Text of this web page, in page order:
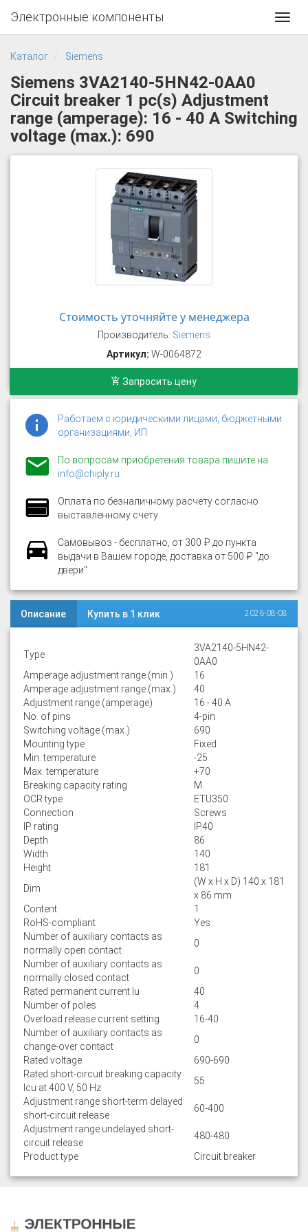
Электронные компоненты
Каталог Siemens
Siemens 3VA2140-5HN42-0AA0
Circuit breaker 1 pc(s) Adjustment
range (amperage): 16 - 40 A Switching
voltage (max.): 690
Стоимость уточняйте у менеджера
Производитель: Siemens
Артикул: W-0064872
Запросить цену
Работаем с юридическими лицами, бюджетными
организациями, ИП
По вопросам приобретения товара пишите на
info@chiply.ru
Оплата по безналичному расчету согласно
выставленному счету
Самовывоз - бесплатно, от 300 ₽ до пункта
выдачи в Вашем городе, доставка от 500 ₽ "до
двери"
Описание Купить в 1 клик 2026-08-08
Type
3VA2140-5HN42-
0AA0
Amperage adjustment range (min.)
16
Amperage adjustment range (max.)
40
Adjustment range (amperage)
16 - 40 A
No. of pins
4-pin
Switching voltage (max.)
690
Mounting type
Fixed
Min. temperature
-25
Max. temperature
+70
Breaking capacity rating
M
OCR type
ETU350
Connection
Screws
IP rating
IP40
Depth
86
Width
140
Height
181
Dim
(W x H x D) 140 x 181
x 86 mm
Content
1
RoHS-compliant
Yes
Number of auxiliary contacts as
normally open contact
0
Number of auxiliary contacts as
normally closed contact
0
Rated permanent current Iu
40
Number of poles
4
Overload release current setting
16-40
Number of auxiliary contacts as
change-over contact
0
Rated voltage
690-690
Rated short-circuit breaking capacity
lcu at 400 V, 50 Hz
55
Adjustment range short-term delayed
short-circuit release
60-400
Adjustment range undelayed short-
circuit release
480-480
Product type
Circuit breaker